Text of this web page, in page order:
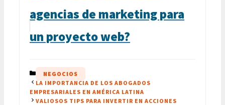
agencias de marketing para
un proyecto web?
CATEGORÍAS
NEGOCIOS
LA IMPORTANCIA DE LOS ABOGADOS
EMPRESARIALES EN AMÉRICA LATINA
VALIOSOS TIPS PARA INVERTIR EN ACCIONES